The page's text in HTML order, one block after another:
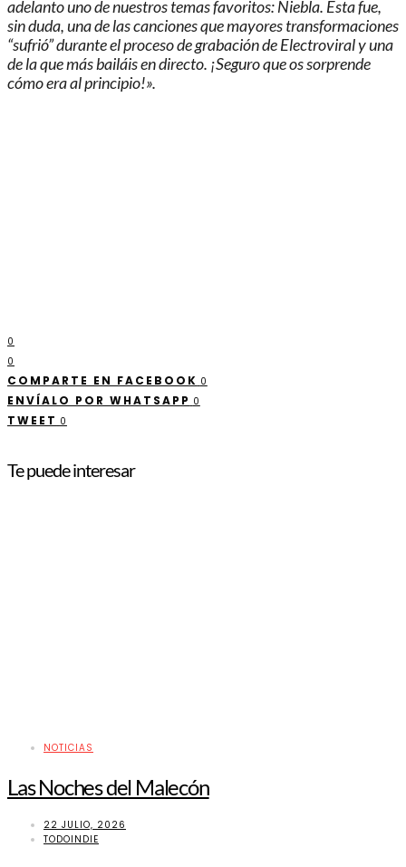
adelanto uno de nuestros temas favoritos: Niebla. Esta fue,
sin duda, una de las canciones que mayores transformaciones
“sufrió” durante el proceso de grabación de Electroviral y una
de la que más bailáis en directo. ¡Seguro que os sorprende
cómo era al principio!».
0
0
COMPARTE EN FACEBOOK 0
ENVÍALO POR WHATSAPP 0
TWEET 0
Te puede interesar
NOTICIAS
Las Noches del Malecón
22 JULIO, 2026
TODOINDIE